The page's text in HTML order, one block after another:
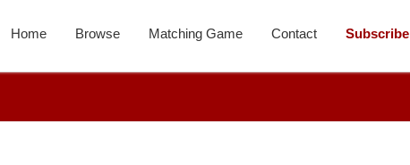
Home Browse Matching Game Contact Subscribe